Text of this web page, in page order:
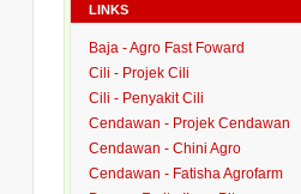
LINKS
Baja - Agro Fast Foward
Cili - Projek Cili
Cili - Penyakit Cili
Cendawan - Projek Cendawan
Cendawan - Chini Agro
Cendawan - Fatisha Agrofarm